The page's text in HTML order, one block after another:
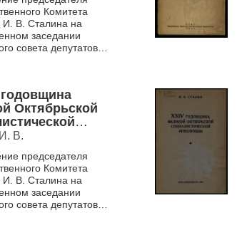
Комитета
В. Сталина на
заседании
совета депутатов
Октябрьской
В.
председателя
Комитета
В. Сталина на
заседании
совета депутатов